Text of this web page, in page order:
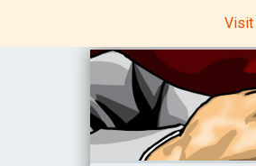
Rapunzel Code Editor
Visit